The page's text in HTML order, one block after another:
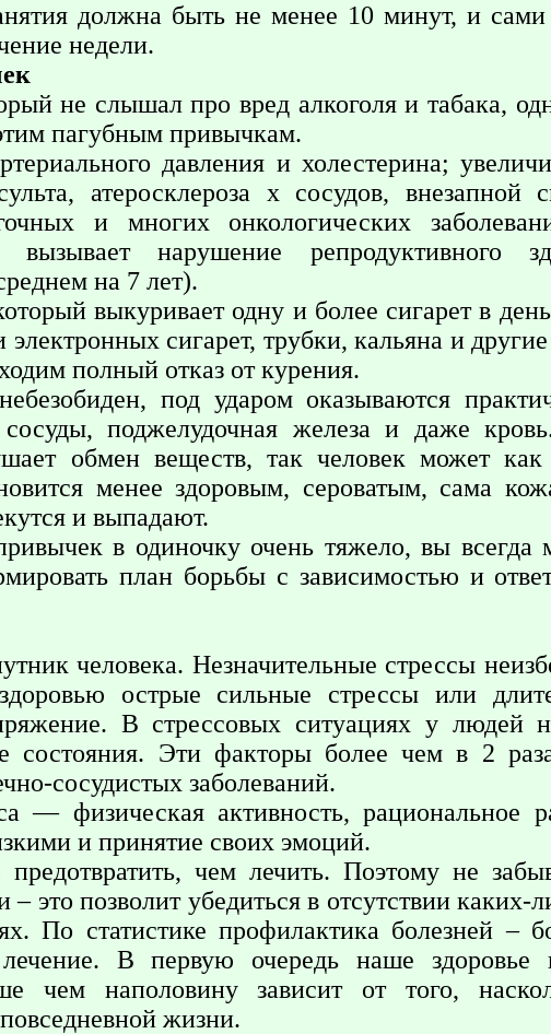
должна быть не менее 10 минут, и сами
недели.
не слышал про вред алкоголя и табака,
пагубным привычкам.
давления и холестерина;
атеросклероза х сосудов, внезапной
и многих онкологических
нарушение репродуктивного
на 7 лет).
выкуривает одну и более сигарет в
электронных сигарет, трубки, кальяна и
полный отказ от курения.
под ударом оказываются
поджелудочная железа и даже
обмен веществ, так человек может
менее здоровым, сероватым, сама
и выпадают.
в одиночку очень тяжело, вы всегда
план борьбы с зависимостью и
человека. Незначительные стрессы
острые сильные стрессы или
В стрессовых ситуациях у людей
состояния. Эти факторы более чем в 2
сосудистых заболеваний.
— физическая активность, рациональное
и принятие своих эмоций.
чем лечить. Поэтому не
это позволит убедиться в отсутствии каких-
По статистике профилактика болезней –
В первую очередь наше здоровье
чем наполовину зависит от того,
жизни.